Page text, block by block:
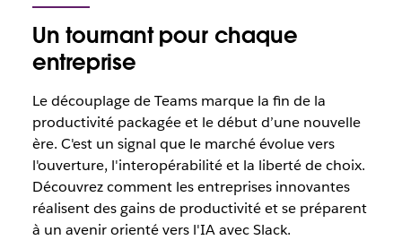
Un tournant pour chaque
entreprise
Le découplage de Teams marque la fin de la
productivité packagée et le début d’une nouvelle
ère. C'est un signal que le marché évolue vers
l'ouverture, l'interopérabilité et la liberté de choix.
Découvrez comment les entreprises innovantes
réalisent des gains de productivité et se préparent
à un avenir orienté vers l'IA avec Slack.